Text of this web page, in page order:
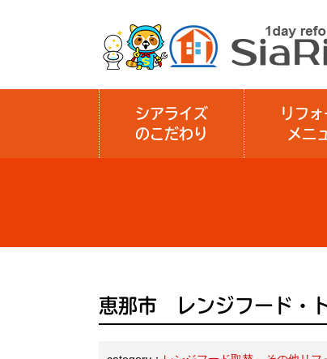
シアライズ
のこだわり
リフォ
メニ
恵那市 レンジフード・